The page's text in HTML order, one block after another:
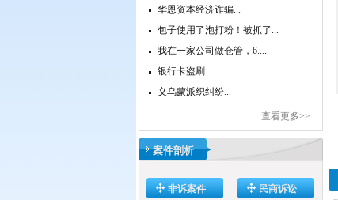
华恩资本经济诈骗...
包子使用了泡打粉！被抓了...
我在一家公司做仓管，6....
银行卡盗刷...
义乌蒙派织纠纷...
查看更多>>
案件剖析
非诉案件 民商诉讼